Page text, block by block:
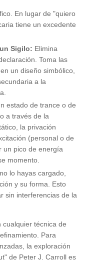
En lugar de "quiero
tiene un excedente
Sigilo: Elimina
Toma las
un diseño simbólico,
a la
estado de trance o de
a través de la
la privación
(personal o de
un pico de energía
momento.
lo hayas cargado,
y su forma. Esto
sin interferencias de la
cualquier técnica de
Para
la exploración
de Peter J. Carroll es